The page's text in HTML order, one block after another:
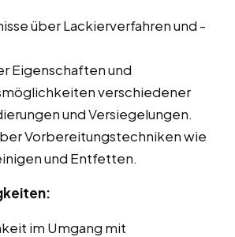
über Lackierverfahren und -
Eigenschaften und
verschiedener
und Versiegelungen.
Vorbereitungstechniken wie
und Entfetten.
im Umgang mit